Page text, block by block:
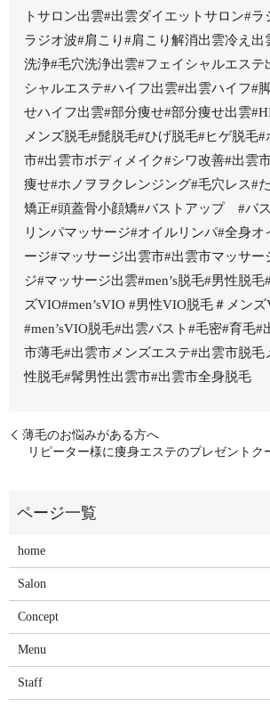
トサロン出雲#出雲ダイエットサロン#
ラジオ波#肩こり#肩こり解消出雲冷え出
洗浄#毛穴洗浄出雲#フェイシャルエステ
シャルエステ#ハイフ出雲#出雲ハイフ#
せハイフ出雲#部分痩せ#部分痩せ出雲
メンズ脱毛#髭脱毛#ひげ脱毛#ヒゲ脱毛
市#出雲市ボディメイク#シワ改善#出雲
痩せ#ホノヲヲクレンジング#毛穴レス#
矯正#頭蓋骨小顔矯#バストアップ #バ
リンパマッサージ#オイルリンパ#全身オ
ージ#マッサージ出雲市#出雲市マッサー
ジ#マッサージ出雲#men’s脱毛#男性脱
ズVIO#men’sVIO #男性VIO脱毛＃メン
#men’sVIO脱毛#出雲バスト#毛密#育毛#
市薄毛#出雲市メンズエステ#出雲市脱毛
性脱毛#髯男性出雲市#出雲市全身脱毛
薄毛のお悩みがある方へ
リピーター様に痩身エステのプレゼントク
home
Salon
Concept
Menu
Staff